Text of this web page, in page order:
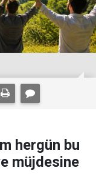
hergün bu
müjdesine